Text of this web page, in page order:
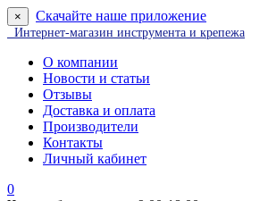
× Скачайте наше приложение
Интернет-магазин инструмента и крепежа
О компании
Новости и статьи
Отзывы
Доставка и оплата
Производители
Контакты
Личный кабинет
0